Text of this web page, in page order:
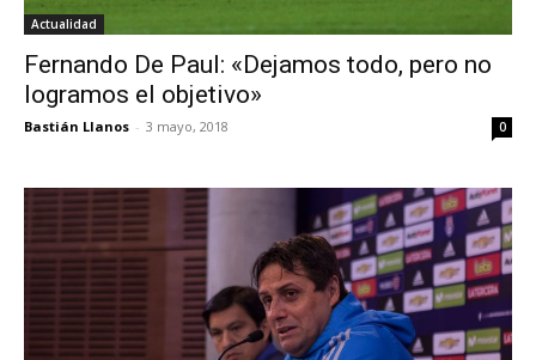
Actualidad
Fernando De Paul: «Dejamos todo, pero no
logramos el objetivo»
Bastián Llanos - 3 mayo, 2018 0